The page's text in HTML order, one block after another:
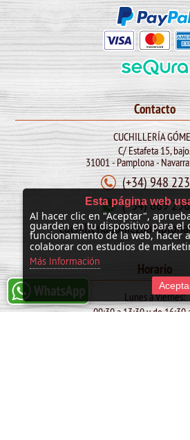
Contacto
CUCHILLERÍA
C/ Estafeta 15,
31001 - Pamplona -
(+34) 948
(+34) 689
Horario
Lunes a Viernes:
09:30 a 13:30 y de 16:30
Esta página web
Al hacer clic en "Aceptar",
guarden en tu dispositivo para el
funcionamiento de la web, hacer
colaborar con estudios de
Más Información